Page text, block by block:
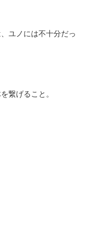
ユノには不十分だっ
繋げること。